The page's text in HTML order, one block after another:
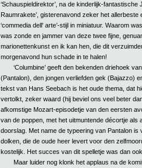
‘Schauspieldirektor’, na de kinderlijk-fantastische
Raumrakete’, gisterenavond zeker het allerbeste
‘commedia dell' arte’-stijl in miniatuur. Waarom
was zonde en jammer van deze twee fijne,
marionettenkunst en ik kan hen, die dit
morgenavond hun schade in te halen!
‘Columbine’ geeft den bekenden driehoek
(Pantalon), den jongen verliefden gek (Bajazzo)
tekst van Hans Seebach is het oude thema, dat
vertolkt, zeker waard (hij beviel ons veel beter
afkomstige Mozart-episodetje van den eersten
van de poppen, met het uitmuntende décortje als
doorslag. Met name de typeering van Pantalon is
dolken, die de oude heer levert voor den
kostelijk. Het succes van dit spelletje was dan
Maar luider nog klonk het applaus na de